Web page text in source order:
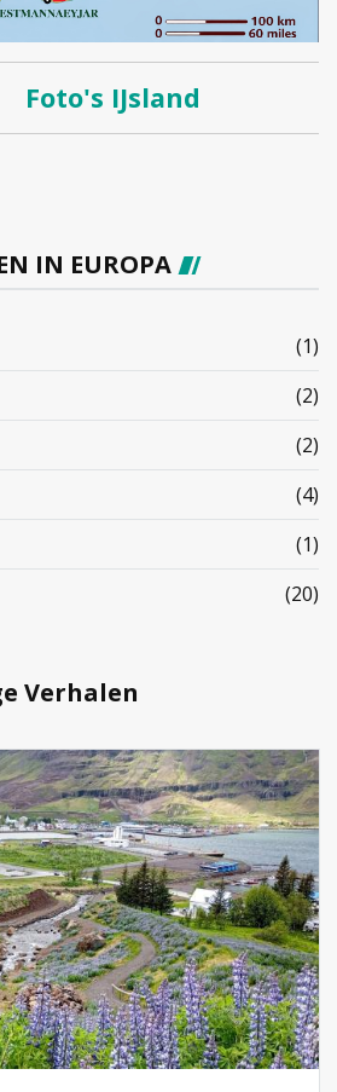
Foto's IJsland
IN EUROPA
(1)
(2)
(2)
(4)
(1)
(20)
Verhalen